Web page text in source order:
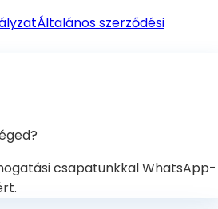
Általános szerződési
csapatunkkal WhatsApp-